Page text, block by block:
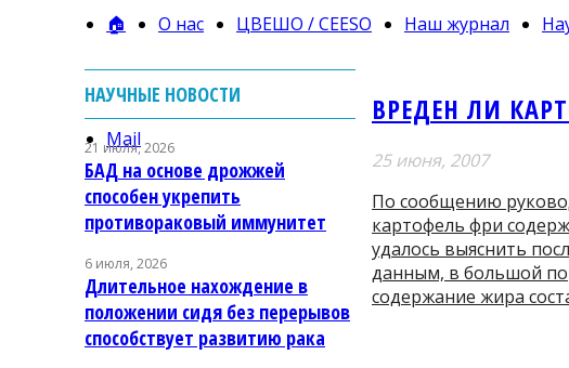
Mail
🏠 О нас ЦВЕШО / CEESO Наш журнал
ВРЕДЕН ЛИ
25 июня, 2007
По сообщению
картофель фри
удалось выяснить
данным, в большой
содержание жира
НАУЧНЫЕ НОВОСТИ
21 июля, 2026
БАД на основе дрожжей
способен укрепить
противораковый иммунитет
6 июля, 2026
Длительное нахождение в
положении сидя без перерывов
способствует развитию рака